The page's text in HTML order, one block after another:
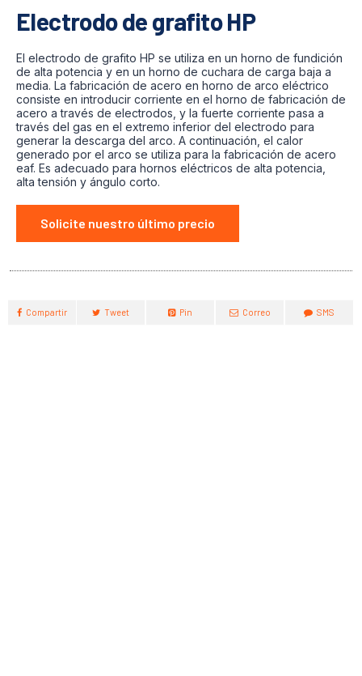
Electrodo de grafito HP
El electrodo de grafito HP se utiliza en un horno de fundición
de alta potencia y en un horno de cuchara de carga baja a
media. La fabricación de acero en horno de arco eléctrico
consiste en introducir corriente en el horno de fabricación de
acero a través de electrodos, y la fuerte corriente pasa a
través del gas en el extremo inferior del electrodo para
generar la descarga del arco. A continuación, el calor
generado por el arco se utiliza para la fabricación de acero
eaf. Es adecuado para hornos eléctricos de alta potencia,
alta tensión y ángulo corto.
Solicite nuestro último precio
Compartir Tweet Pin Correo SMS